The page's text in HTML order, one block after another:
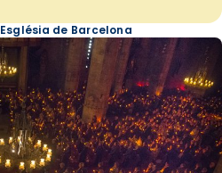
Església de Barcelona